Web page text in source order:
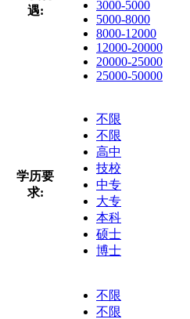
遇:
3000-5000
5000-8000
8000-12000
12000-20000
20000-25000
25000-50000
学历要
求:
不限
不限
高中
技校
中专
大专
本科
硕士
博士
不限
不限